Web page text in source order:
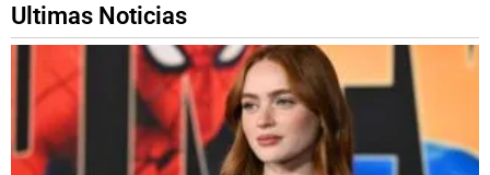
Ultimas Noticias